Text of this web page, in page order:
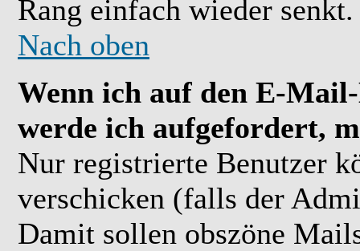
Rang einfach wieder senkt.
Nach oben
Wenn ich auf den E-
werde ich aufgefordert,
Nur registrierte Benutzer
verschicken (falls der
Damit sollen obszöne